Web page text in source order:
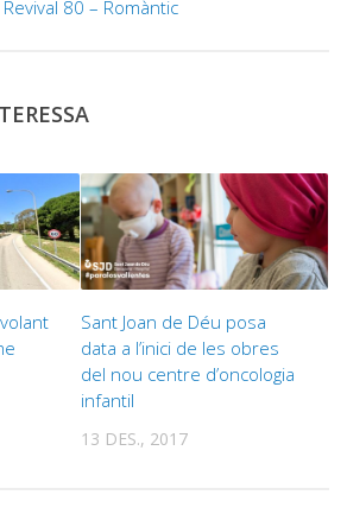
Revival 80 – Romàntic
Sant Joan de Déu posa
data a l’inici de les obres
del nou centre d’oncologia
infantil
13 DES., 2017